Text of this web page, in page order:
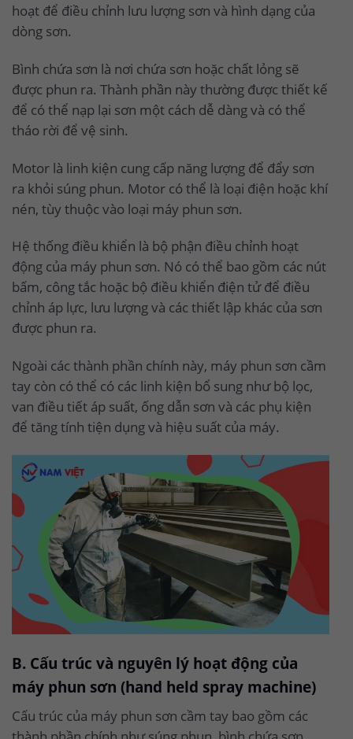
hoạt để điều chỉnh lưu lượng sơn và hình dạng của
dòng sơn.
Bình chứa sơn là nơi chứa sơn hoặc chất lỏng sẽ
được phun ra. Thành phần này thường được thiết kế
để có thể nạp lại sơn một cách dễ dàng và có thể
tháo rời để vệ sinh.
Motor là linh kiện cung cấp năng lượng để đẩy sơn
ra khỏi súng phun. Motor có thể là loại điện hoặc khí
nén, tùy thuộc vào loại máy phun sơn.
Hệ thống điều khiển là bộ phận điều chỉnh hoạt
động của máy phun sơn. Nó có thể bao gồm các nút
bấm, công tắc hoặc bộ điều khiển điện tử để điều
chỉnh áp lực, lưu lượng và các thiết lập khác của sơn
được phun ra.
Ngoài các thành phần chính này, máy phun sơn cầm
tay còn có thể có các linh kiện bổ sung như bộ lọc,
van điều tiết áp suất, ống dẫn sơn và các phụ kiện
để tăng tính tiện dụng và hiệu suất của máy.
B. Cấu trúc và nguyên lý hoạt động của
máy phun sơn (hand held spray machine)
Cấu trúc của máy phun sơn cầm tay bao gồm các